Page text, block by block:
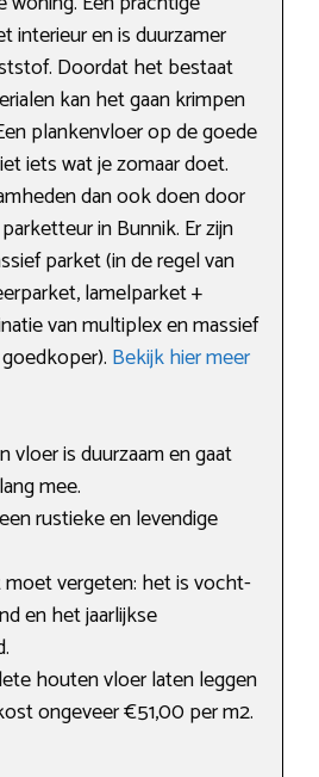
interieur en is duurzamer
Doordat het bestaat
kan het gaan krimpen
plankenvloer op de goede
iets wat je zomaar doet.
dan ook doen door
in Bunnik. Er zijn
parket (in de regel van
lamelparket +
van multiplex en massief
Bekijk hier meer
vloer is duurzaam en gaat
mee.
rustieke en levendige
moet vergeten: het is vocht-
en het jaarlijkse
houten vloer laten leggen
ongeveer €51,00 per m2.